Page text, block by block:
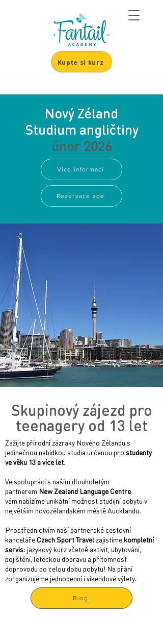
Kupte si kurz
Nový Zéland
Studium angličtiny
únor 2026
Více informací
Rezervace zde
Skupinový zájezd pro
teenagery od 13 let
Zažijte přírodní zázraky Nového Zélandu s
jedinečnou nabídkou studia určenou pro studenty
ve věku 13 a více let.
Ve spolupráci s naším dlouholetým
partnerem New Zealand Language Centre
vám nabízíme unikátní možnost studijní pobytu v
největším novozélandském městě Aucklandu.
Prostřednictvím naší partnerské cestovní
kancelářeCzech Sport Travel zajistímekompletní
servis: jazykový kurz včetně aktivit, ubytování,
pojištění, leteckou dopravu a přítomnost
doprovodu po celou dobu pobytu! Na přání
zorganizujeme jednodenní i víkendové výlety.
Blog